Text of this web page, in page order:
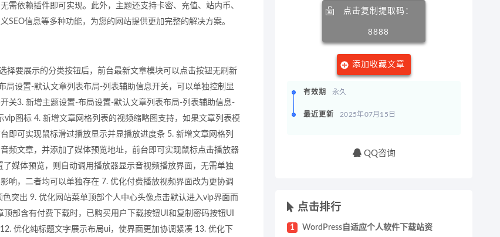
需依赖插件即可实现。此外，主题还支持卡密、充值、站内币、
信息等多种功能，为您的网站提供更加完整的解决方案。
择要展示的分类按钮后，前台最新文章模块可以点击按钮无刷新
设置-默认文章列表布局-列表辅助信息开关，可以单独控制显
关3. 新增主题设置-布局设置-默认文章列表布局-列表辅助信息-
图标 4. 新增文章网格列表的视频缩略图支持，如果文章列表模
即可实现鼠标滑过播放显示并显播放进度条 5. 新增文章网格列
频文章，并添加了媒体预览地址，前台即可实现鼠标点击播放器
媒体预览，则自动调用播放器显示音视频播放界面，无需单独
响，二者均可以单独存在 7. 优化付费播放视频界面改为更协调
突出 9. 优化网站菜单顶部个人中心头像点击默认进入vip界面而
部含有付费下载时，已购买用户下载按钮UI和复制密码按钮UI
优化纯标题文字展示布局ui，使界面更加协调紧凑 13. 优化下
点击复制提取码：
8888
添加收藏文章
有效期 永久
最近更新 2025年07月15日
QQ咨询
点击排行
1 WordPress自适应个人软件下载站资